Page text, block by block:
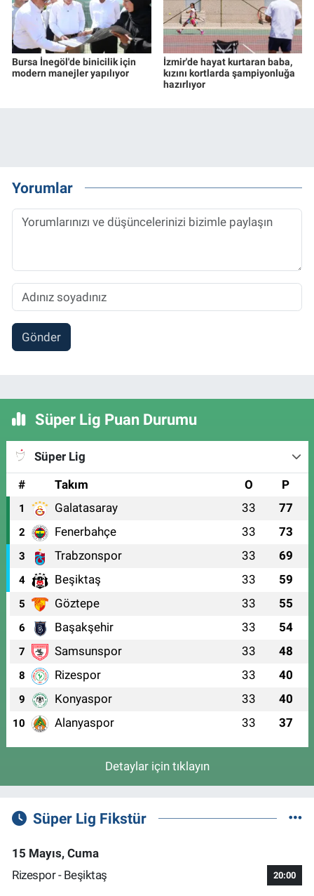
Bursa İnegöl'de binicilik için
modern manejler yapılıyor
İzmir'de hayat kurtaran baba,
kızını kortlarda şampiyonluğa
hazırlıyor
Yorumlar
Gönder
Süper Lig Puan Durumu
Süper Lig
#
Takım O P
1 Galatasaray 33 77
2 Fenerbahçe 33 73
3 Trabzonspor 33 69
4 Beşiktaş 33 59
5 Göztepe 33 55
6 Başakşehir 33 54
7 Samsunspor 33 48
8 Rizespor 33 40
9 Konyaspor 33 40
10 Alanyaspor 33 37
Detaylar için tıklayın
Süper Lig Fikstür
15 Mayıs, Cuma
Rizespor - Beşiktaş
20:00